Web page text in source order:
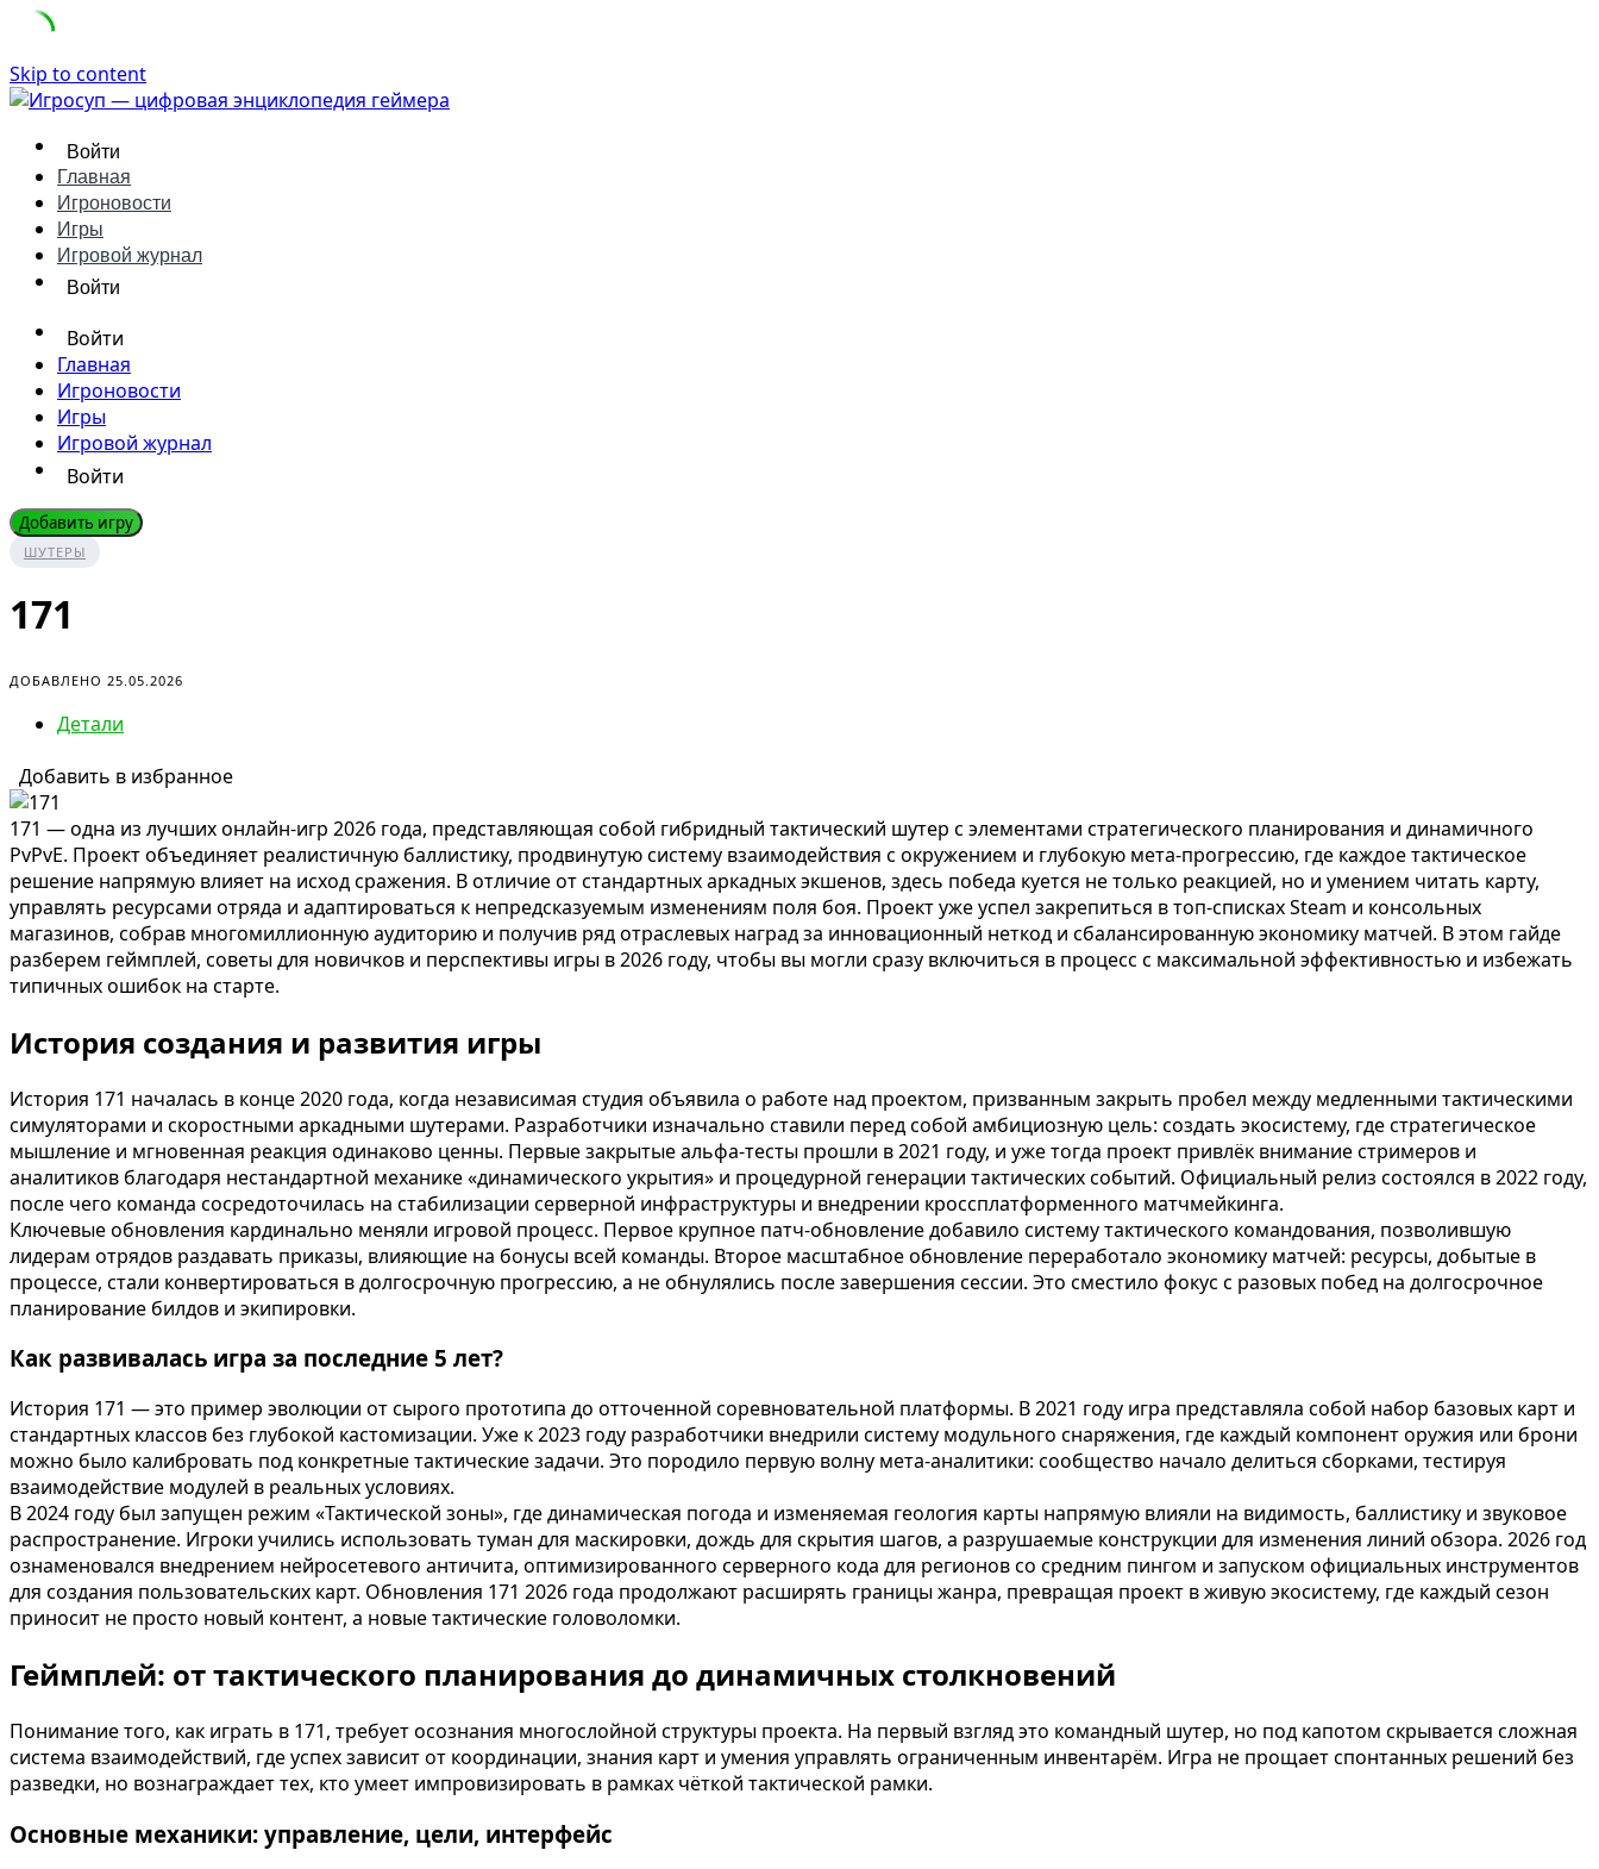
Skip to content
Войти
Главная
Игроновости
Игры
Игровой журнал
Войти
Войти
Главная
Игроновости
Игры
Игровой журнал
Войти
Добавить игру
ШУТЕРЫ
171
ДОБАВЛЕНО 25.05.2026
Детали
Добавить в избранное
171 — одна из лучших онлайн-игр 2026 года, представляющая собой гибридный тактический шутер с элементами стратегического планирования и динамичного
PvPvE. Проект объединяет реалистичную баллистику, продвинутую систему взаимодействия с окружением и глубокую мета-прогрессию, где каждое тактическое
решение напрямую влияет на исход сражения. В отличие от стандартных аркадных экшенов, здесь победа куется не только реакцией, но и умением читать карту,
управлять ресурсами отряда и адаптироваться к непредсказуемым изменениям поля боя. Проект уже успел закрепиться в топ-списках Steam и консольных
магазинов, собрав многомиллионную аудиторию и получив ряд отраслевых наград за инновационный неткод и сбалансированную экономику матчей. В этом гайде
разберем геймплей, советы для новичков и перспективы игры в 2026 году, чтобы вы могли сразу включиться в процесс с максимальной эффективностью и избежать
типичных ошибок на старте.
История создания и развития игры
История 171 началась в конце 2020 года, когда независимая студия объявила о работе над проектом, призванным закрыть пробел между медленными тактическими
симуляторами и скоростными аркадными шутерами. Разработчики изначально ставили перед собой амбициозную цель: создать экосистему, где стратегическое
мышление и мгновенная реакция одинаково ценны. Первые закрытые альфа-тесты прошли в 2021 году, и уже тогда проект привлёк внимание стримеров и
аналитиков благодаря нестандартной механике «динамического укрытия» и процедурной генерации тактических событий. Официальный релиз состоялся в 2022 году,
после чего команда сосредоточилась на стабилизации серверной инфраструктуры и внедрении кроссплатформенного матчмейкинга.
Ключевые обновления кардинально меняли игровой процесс. Первое крупное патч-обновление добавило систему тактического командования, позволившую
лидерам отрядов раздавать приказы, влияющие на бонусы всей команды. Второе масштабное обновление переработало экономику матчей: ресурсы, добытые в
процессе, стали конвертироваться в долгосрочную прогрессию, а не обнулялись после завершения сессии. Это сместило фокус с разовых побед на долгосрочное
планирование билдов и экипировки.
Как развивалась игра за последние 5 лет?
История 171 — это пример эволюции от сырого прототипа до отточенной соревновательной платформы. В 2021 году игра представляла собой набор базовых карт и
стандартных классов без глубокой кастомизации. Уже к 2023 году разработчики внедрили систему модульного снаряжения, где каждый компонент оружия или брони
можно было калибровать под конкретные тактические задачи. Это породило первую волну мета-аналитики: сообщество начало делиться сборками, тестируя
взаимодействие модулей в реальных условиях.
В 2024 году был запущен режим «Тактической зоны», где динамическая погода и изменяемая геология карты напрямую влияли на видимость, баллистику и звуковое
распространение. Игроки учились использовать туман для маскировки, дождь для скрытия шагов, а разрушаемые конструкции для изменения линий обзора. 2026 год
ознаменовался внедрением нейросетевого античита, оптимизированного серверного кода для регионов со средним пингом и запуском официальных инструментов
для создания пользовательских карт. Обновления 171 2026 года продолжают расширять границы жанра, превращая проект в живую экосистему, где каждый сезон
приносит не просто новый контент, а новые тактические головоломки.
Геймплей: от тактического планирования до динамичных столкновений
Понимание того, как играть в 171, требует осознания многослойной структуры проекта. На первый взгляд это командный шутер, но под капотом скрывается сложная
система взаимодействий, где успех зависит от координации, знания карт и умения управлять ограниченным инвентарём. Игра не прощает спонтанных решений без
разведки, но вознаграждает тех, кто умеет импровизировать в рамках чёткой тактической рамки.
Основные механики: управление, цели, интерфейс